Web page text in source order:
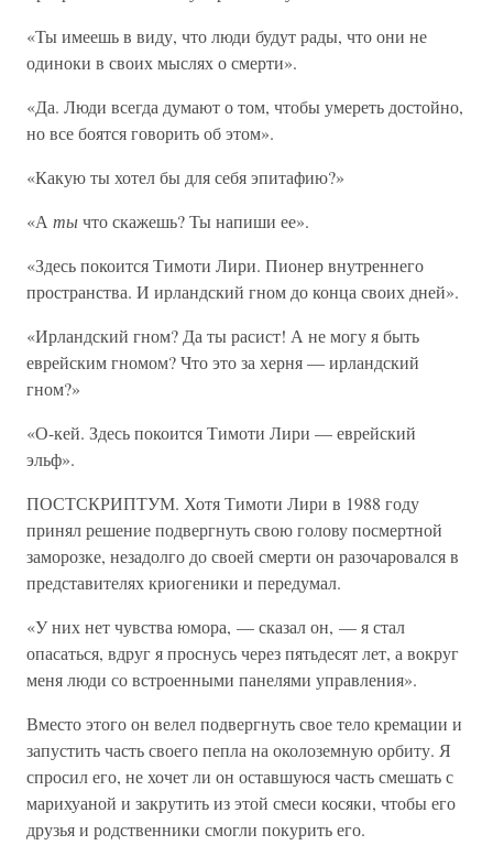
«Ты имеешь в виду, что люди будут рады, что они не
одиноки в своих мыслях о смерти».
«Да. Люди всегда думают о том, чтобы умереть достойно,
но все боятся говорить об этом».
«Какую ты хотел бы для себя эпитафию?»
«А тычто скажешь? Ты напиши ее».
«Здесь покоится Тимоти Лири. Пионер внутреннего
пространства. И ирландский гном до конца своих дней».
«Ирландский гном? Да ты расист! А не могу я быть
еврейским гномом? Что это за херня — ирландский
гном?»
«О-кей. Здесь покоится Тимоти Лири — еврейский
эльф».
ПОСТСКРИПТУМ. Хотя Тимоти Лири в 1988 году
принял решение подвергнуть свою голову посмертной
заморозке, незадолго до своей смерти он разочаровался в
представителях криогеники и передумал.
«У них нет чувства юмора, — сказал он, — я стал
опасаться, вдруг я проснусь через пятьдесят лет, а вокруг
меня люди со встроенными панелями управления».
Вместо этого он велел подвергнуть свое тело кремации и
запустить часть своего пепла на околоземную орбиту. Я
спросил его, не хочет ли он оставшуюся часть смешать с
марихуаной и закрутить из этой смеси косяки, чтобы его
друзья и родственники смогли покурить его.